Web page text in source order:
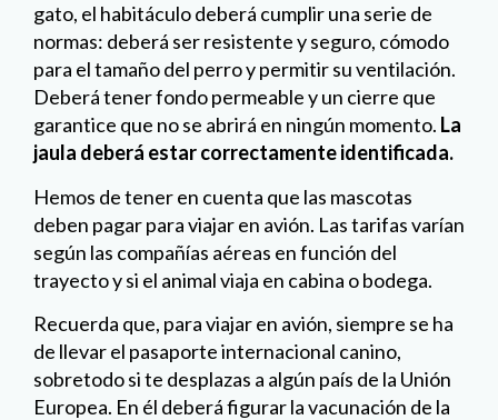
gato, el habitáculo deberá cumplir una serie de
normas: deberá ser resistente y seguro, cómodo
para el tamaño del perro y permitir su ventilación.
Deberá tener fondo permeable y un cierre que
garantice que no se abrirá en ningún momento. La
jaula deberá estar correctamente identificada.
Hemos de tener en cuenta que las mascotas
deben pagar para viajar en avión. Las tarifas varían
según las compañías aéreas en función del
trayecto y si el animal viaja en cabina o bodega.
Recuerda que, para viajar en avión, siempre se ha
de llevar el pasaporte internacional canino,
sobretodo si te desplazas a algún país de la Unión
Europea. En él deberá figurar la vacunación de la